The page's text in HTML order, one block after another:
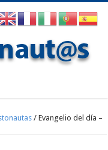
/ Evangelio del día –